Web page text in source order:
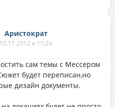
Аристократ
10.11.2012 в 15:24
сам темы с Мессером
будет переписан,но
дизайн документы.